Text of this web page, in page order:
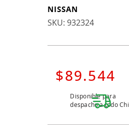
NISSAN
:932324
$89.544
Disponible para
despacho a todo